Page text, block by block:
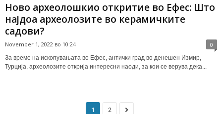
Ново археолошкио откритие во Ефес: Што
најдоа археолозите во керамичките
садови?
November 1, 2022 во 10:24 0
За време на ископувањата во Ефес, антички град во денешен Измир,
Турција, археолозите открија интересни наоди, за кои се верува дека...
1 2